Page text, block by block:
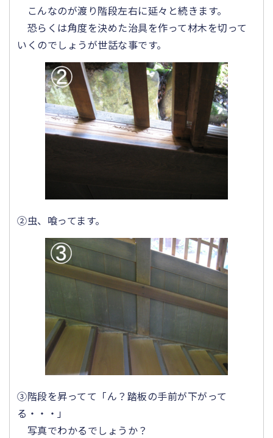
こんなのが渡り階段左右に延々と続きます。
恐らくは角度を決めた治具を作って材木を切って
いくのでしょうが世話な事です。
②虫、喰ってます。
③階段を昇ってて「ん？踏板の手前が下がって
る・・・」
写真でわかるでしょうか？